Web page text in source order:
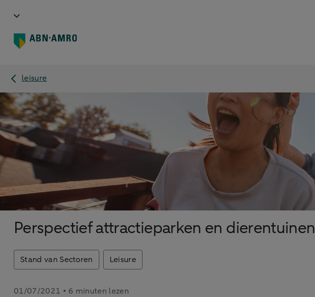
leisure
Perspectief attractieparken en dierentuinen
Stand van Sectoren Leisure
01/07/2021 • 6 minuten lezen